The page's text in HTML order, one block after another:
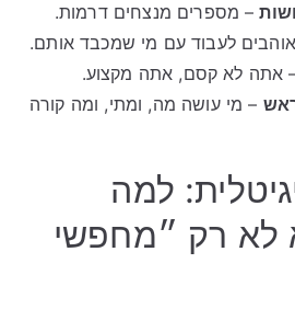
– מספרים מנצחים דרמות.
לעבוד עם מי שמכבד אותם.
אתה לא קסם, אתה מקצוע.
– מי עושה מה, ומתי, ומה קורה
למה
לא רק ״מחפשי